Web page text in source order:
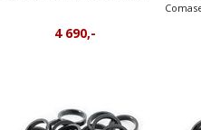
4 690,-